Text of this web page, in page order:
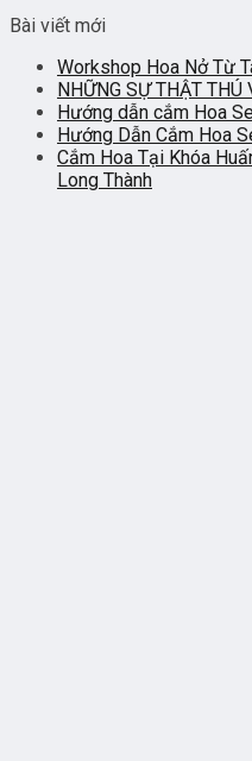
Bài viết mới
Workshop Hoa Nở Từ
NHỮNG SỰ THẬT THÚ
Hướng dẫn cắm Hoa
Hướng Dẫn Cắm Hoa
Cắm Hoa Tại Khóa
Long Thành